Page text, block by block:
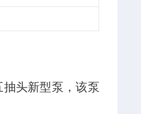
头新型泵，该泵